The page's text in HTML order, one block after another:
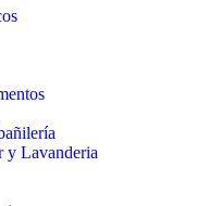
y Lavanderia